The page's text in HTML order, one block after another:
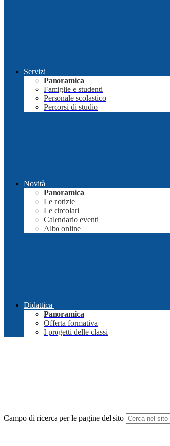
Servizi
Panoramica
Famiglie e studenti
Personale scolastico
Percorsi di studio
Novità
Panoramica
Le notizie
Le circolari
Calendario eventi
Albo online
Didattica
Panoramica
Offerta formativa
I progetti delle classi
Campo di ricerca per le pagine del sito